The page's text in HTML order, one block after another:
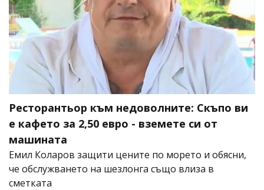
Ресторантьор към недоволните: Скъпо ви
е кафето за 2,50 евро - вземете си от
машината
Емил Коларов защити цените по морето и обясни,
че обслужването на шезлонга също влиза в
сметката